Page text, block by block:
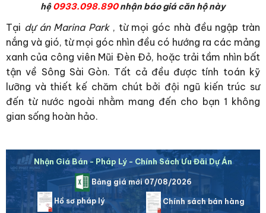
hệ0933.098.890nhận báo giá căn hộ này
Tại dự án Marina Park, từ mọi góc nhà đều ngập tràn
nắng và gió, từ mọi góc nhìn đều có hướng ra các mảng
xanh của công viên Mũi Đèn Đỏ, hoặc trải tầm nhìn bất
tận về Sông Sài Gòn. Tất cả đều được tính toán kỹ
lưỡng và thiết kế chăm chút bởi đội ngũ kiến trúc sư
đến từ nước ngoài nhằm mang đến cho bạn 1 không
gian sống hoàn hảo.
Nhận Giá Bán - Pháp Lý - Chính Sách Ưu Đãi Dự Án
Bảng giá mới 07/08/2026
Hồ sơ pháp lý Chính sách bán hàng